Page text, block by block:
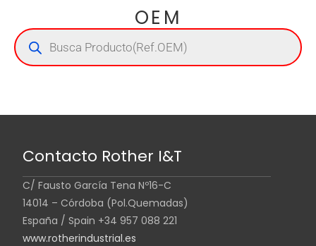
OEM
Contacto Rother I&T
C/ Fausto García Tena Nº16-C
14014 – Córdoba (Pol.Quemadas)
España / Spain +34 957 088 221
www.rotherindustrial.es